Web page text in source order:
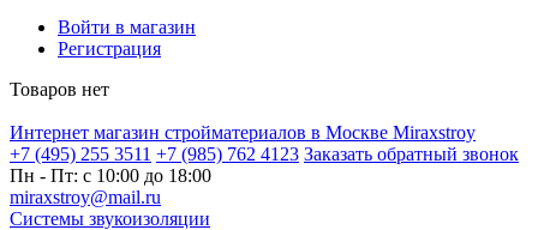
Войти в магазин
Регистрация
Товаров нет
Интернет магазин стройматериалов в Москве Miraxstroy
+7 (495) 255 3511 +7 (985) 762 4123 Заказать обратный звонок
Пн - Пт: с 10:00 до 18:00
miraxstroy@mail.ru
Системы звукоизоляции